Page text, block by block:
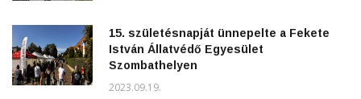
15. születésnapját ünnepelte a Fekete
István Állatvédő Egyesület
Szombathelyen
2023.09.19.